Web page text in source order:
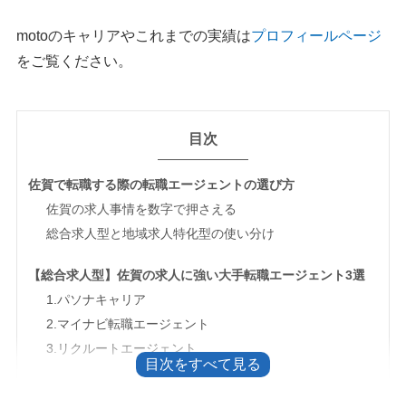
motoのキャリアやこれまでの実績はプロフィールページ
をご覧ください。
目次
佐賀で転職する際の転職エージェントの選び方
佐賀の求人事情を数字で押さえる
総合求人型と地域求人特化型の使い分け
【総合求人型】佐賀の求人に強い大手転職エージェント3選
1.パソナキャリア
2.マイナビ転職エージェント
3.リクルートエージェント